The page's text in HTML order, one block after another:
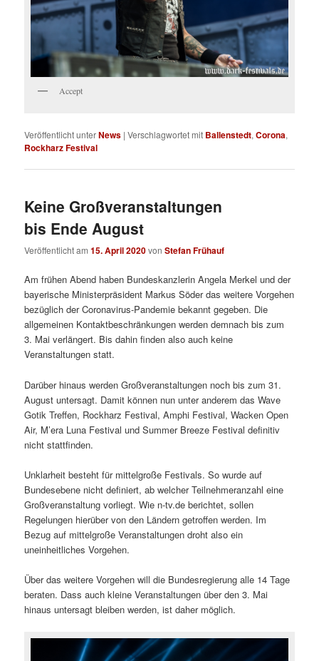
Accept
Veröffentlicht unterNews |Verschlagwortet mit Ballenstedt,Corona,
Rockharz Festival
Keine Großveranstaltungen
bis Ende August
Veröffentlicht am15. April 2020vonStefan Frühauf
Am frühen Abend haben Bundeskanzlerin Angela Merkel und der
bayerische Ministerpräsident Markus Söder das weitere Vorgehen
bezüglich der Coronavirus-Pandemie bekannt gegeben. Die
allgemeinen Kontaktbeschränkungen werden demnach bis zum
3. Mai verlängert. Bis dahin finden also auch keine
Veranstaltungen statt.
Darüber hinaus werden Großveranstaltungen noch bis zum 31.
August untersagt. Damit können nun unter anderem das Wave
Gotik Treffen, Rockharz Festival, Amphi Festival, Wacken Open
Air, M’era Luna Festival und Summer Breeze Festival definitiv
nicht stattfinden.
Unklarheit besteht für mittelgroße Festivals. So wurde auf
Bundesebene nicht definiert, ab welcher Teilnehmeranzahl eine
Großveranstaltung vorliegt. Wie n-tv.de berichtet, sollen
Regelungen hierüber von den Ländern getroffen werden. Im
Bezug auf mittelgroße Veranstaltungen droht also ein
uneinheitliches Vorgehen.
Über das weitere Vorgehen will die Bundesregierung alle 14 Tage
beraten. Dass auch kleine Veranstaltungen über den 3. Mai
hinaus untersagt bleiben werden, ist daher möglich.